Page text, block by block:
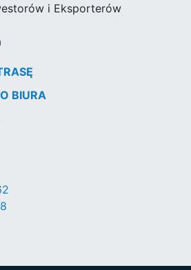
i Eksporterów
BIURA